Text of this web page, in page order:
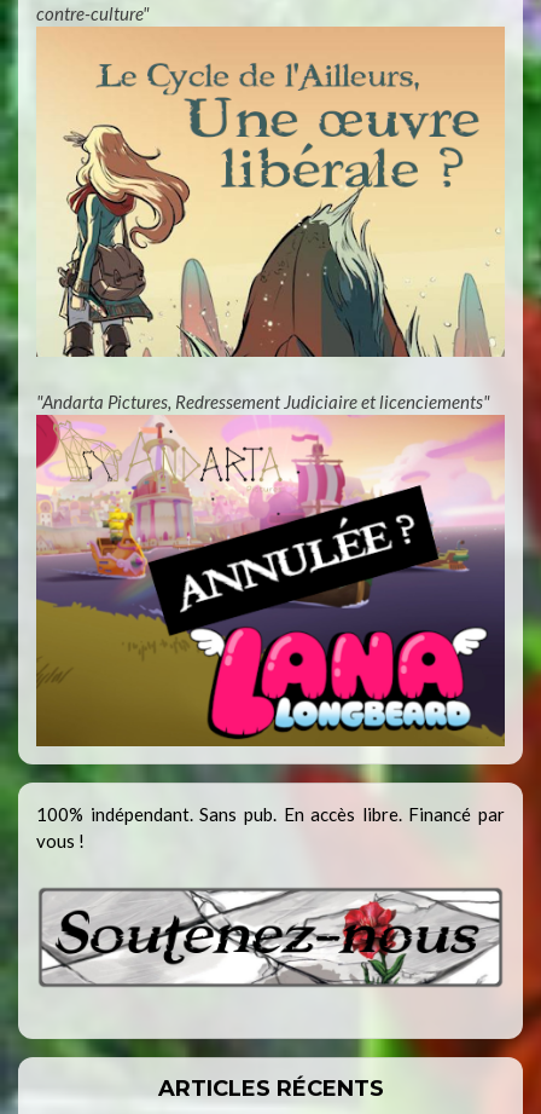
contre-culture"
"Andarta Pictures, Redressement Judiciaire et licenciements"
100% indépendant. Sans pub. En accès libre. Financé par
vous !
ARTICLES RÉCENTS